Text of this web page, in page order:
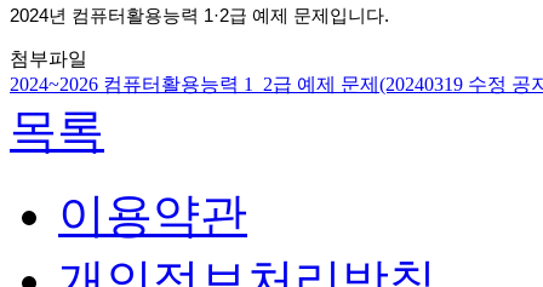
2024년 컴퓨터활용능력 1·2급 예제 문제입니다.
첨부파일
2024~2026 컴퓨터활용능력 1_2급 예제 문제(20240319 수정 공
목록
이용약관